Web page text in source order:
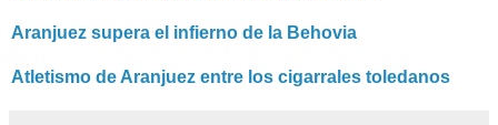
Aranjuez supera el infierno de la Behovia
Atletismo de Aranjuez entre los cigarrales toledanos